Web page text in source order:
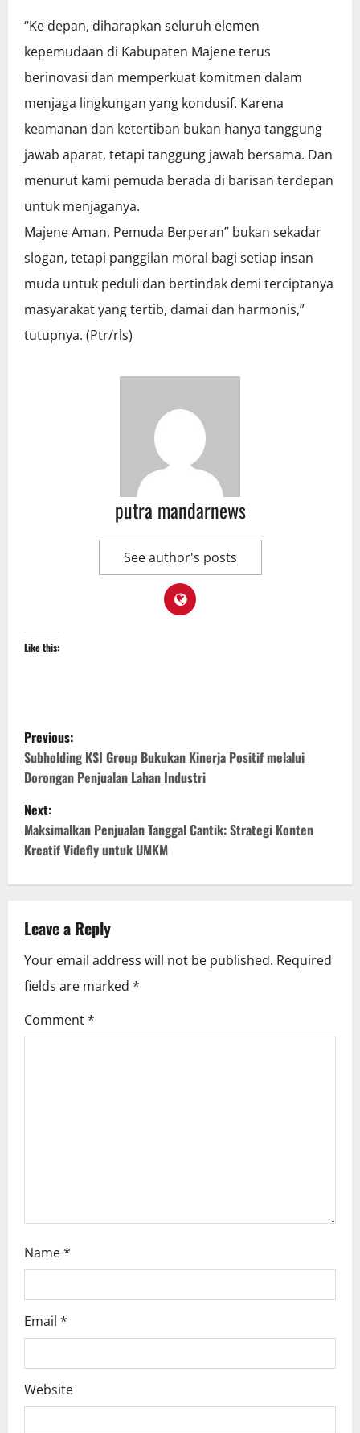
“Ke depan, diharapkan seluruh elemen
kepemudaan di Kabupaten Majene terus
berinovasi dan memperkuat komitmen dalam
menjaga lingkungan yang kondusif. Karena
keamanan dan ketertiban bukan hanya tanggung
jawab aparat, tetapi tanggung jawab bersama. Dan
menurut kami pemuda berada di barisan terdepan
untuk menjaganya.
Majene Aman, Pemuda Berperan” bukan sekadar
slogan, tetapi panggilan moral bagi setiap insan
muda untuk peduli dan bertindak demi terciptanya
masyarakat yang tertib, damai dan harmonis,”
tutupnya. (Ptr/rls)
putra mandarnews
See author's posts
Like this:
P
o
s
t
n
v
i
g
a
Previous:
Subholding KSI Group Bukukan Kinerja Positif melalui
Dorongan Penjualan Lahan Industri
Next:
Maksimalkan Penjualan Tanggal Cantik: Strategi Konten
Kreatif Videfly untuk UMKM
Leave a Reply
Your email address will not be published. Required
fields are marked *
Comment*
Name*
Email *
Website